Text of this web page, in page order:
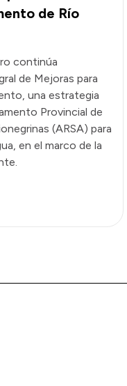
de Río
continúa
de Mejoras para
una estrategia
Provincial de
(ARSA) para
en el marco de la